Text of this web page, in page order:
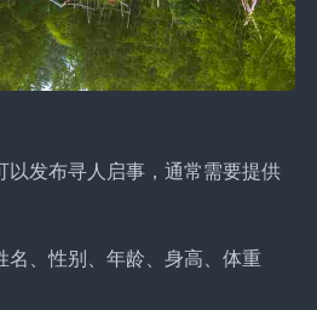
以发布寻人启事，通常需要提供
名、性别、年龄、身高、体重